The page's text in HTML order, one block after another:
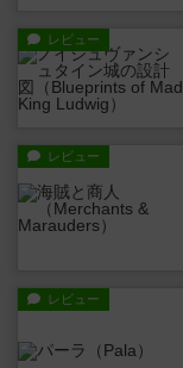
レビュー
レビュー
レビュー